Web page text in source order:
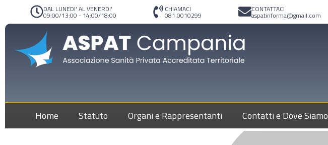
DAL LUNEDI' AL VENERDI'
09:00/13:00 - 14:00/18:00
CHIAMACI
081.0010299
CONTATTACI
aspatinforma@gmail.com
Home Statuto Organi e Rappresentanti Contatti e Dove Siamo